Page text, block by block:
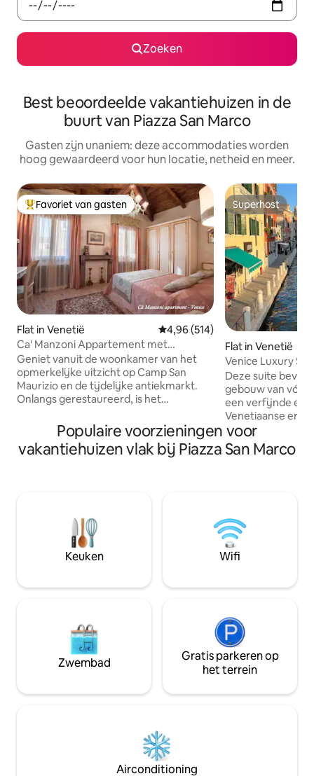
Zoeken
Best beoordeelde vakantiehuizen in de
buurt van Piazza San Marco
Gasten zijn unaniem: deze accommodaties worden
hoog gewaardeerd voor hun locatie, netheid en meer.
Topfavoriet van gasten
Favoriet van gasten
Flat in Venetië Gemiddelde beoordeling van
4,96 (514)
Ca' Manzoni Appartement met
dakterras in San Marco
Geniet vanuit de woonkamer van het
opmerkelijke uitzicht op Camp San
Maurizio en de tijdelijke antiekmarkt.
Onlangs gerestaureerd, is het
getypt door de originele open haard en
het plafond van de slaapkamer met
houten trossen. Het appartement heeft
muziek serre. Vanwege allergische
problemen van de verhuurder is het niet
mogelijk om met huisdieren te
verblijven, sorry daarvoor.
12117Ca ' Manzoni appartement is
de abdij Marianna Manzoni die in 1762
het radicaal gerestaureerd heeft, als de
herdenkingsplaquette op zijn gevel-
identiteit. Het appartement ligt op een
S.Marco en in de buurt van het
ook de meest fascinerende en minder
populaire plaatsen van het prachtige
Venetië te ontdekken. Het is onlangs
gerestaureerd onder de deskundige
Superhost
Superhost
Flat in Venetië
Venice Luxury
design
Deze suite
gebouw van vóór
een verfijnde en
Venetiaanse
steenworp
Grande, op vijf
Piazzale Roma
rustige en
campo en ligt op
de charmante
een serene en
comfort en stijl
Populaire voorzieningen voor
vakantiehuizen vlak bij Piazza San Marco
Keuken Wifi
Zwembad
Gratis parkeren op
het terrein
Airconditioning